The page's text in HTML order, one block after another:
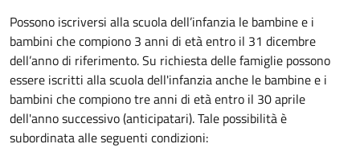
Possono iscriversi alla scuola dell’infanzia le bambine e i
bambini che compiono 3 anni di età entro il 31 dicembre
dell’anno di riferimento. Su richiesta delle famiglie possono
essere iscritti alla scuola dell'infanzia anche le bambine e i
bambini che compiono tre anni di età entro il 30 aprile
dell'anno successivo (anticipatari). Tale possibilità è
subordinata alle seguenti condizioni: